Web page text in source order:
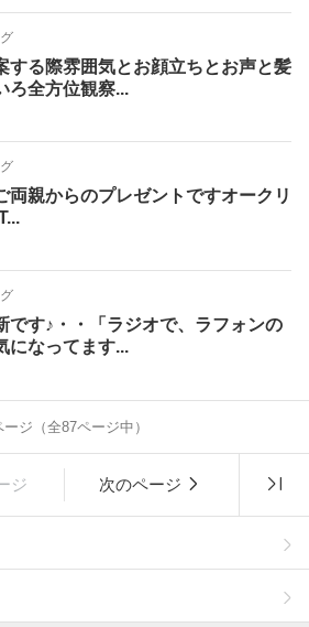
する際雰囲気とお顔立ちとお声と髪
ろ全方位観察...
両親からのプレゼントですオークリ
です♪・・「ラジオで、ラフォンの
になってます...
ジ（全87ページ中）
ジ 次のページ